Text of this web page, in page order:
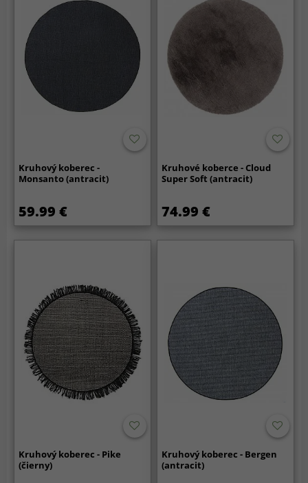
Kruhový koberec -
Monsanto (antracit)
59.99 €
Kruhové koberce - Cloud
Super Soft (antracit)
74.99 €
Kruhový koberec - Pike
(čierny)
Kruhový koberec - Bergen
(antracit)